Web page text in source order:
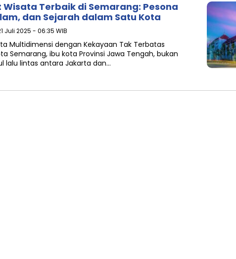
Wisata Terbaik di Semarang: Pesona
dan Sejarah dalam Satu Kota
Juli 2025 - 06:35 WIB
Multidimensi dengan Kekayaan Tak Terbatas
Semarang, ibu kota Provinsi Jawa Tengah, bukan
lalu lintas antara Jakarta dan…